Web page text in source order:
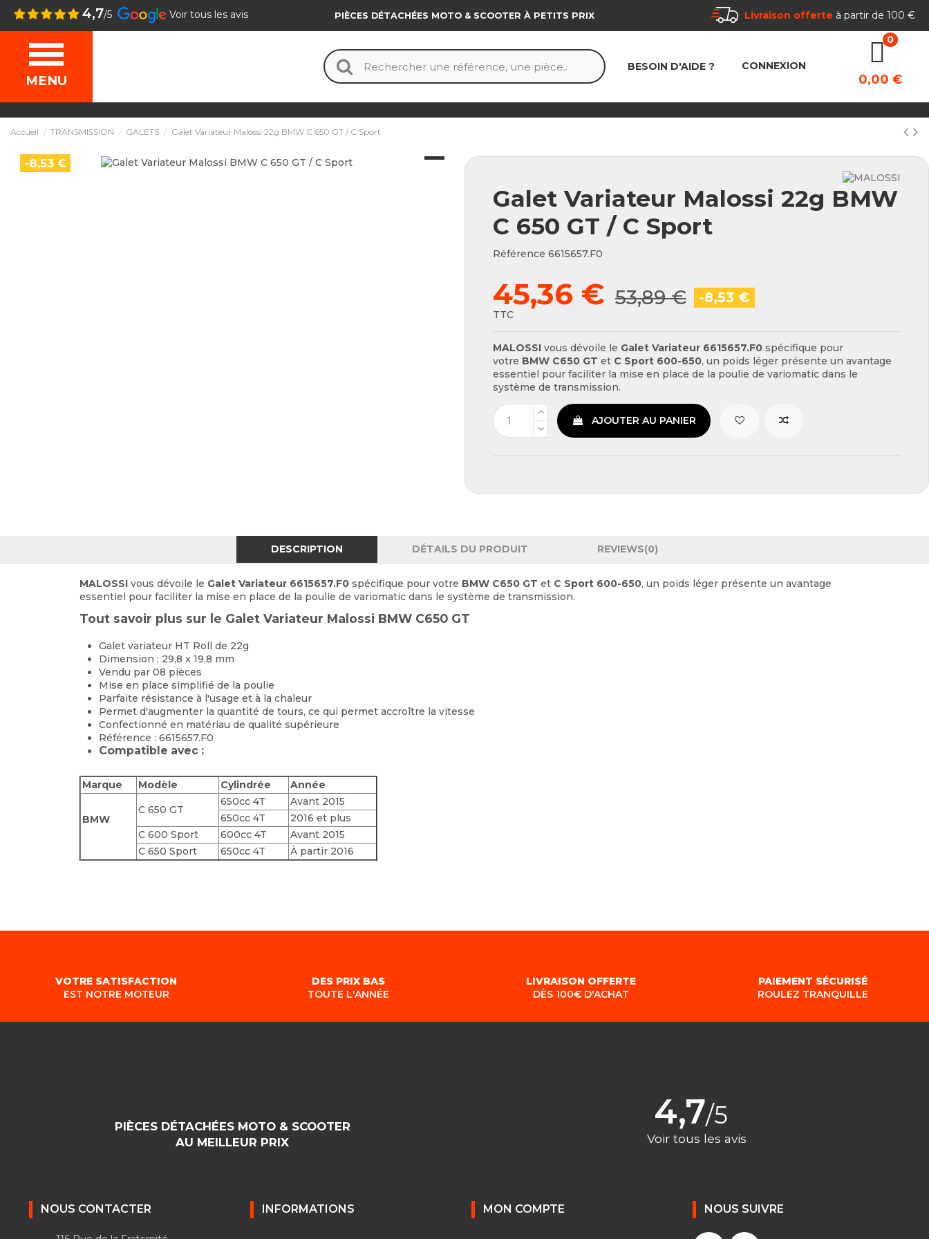
4,7/5 Voir tous les avis PIÈCES DÉTACHÉES MOTO & SCOOTER À PETITS PRIX Livraison offerte à partir de 100 €
MENU
BESOIN D'AIDE ? CONNEXION
0,00 €
Accueil TRANSMISSION GALETS Galet Variateur Malossi 22g BMW C 650 GT / C Sport
-8,53 €
Galet Variateur Malossi 22g BMW
C 650 GT / C Sport
Référence 6615657.F0
45,36 € 53,89 € -8,53 €
TTC
MALOSSI vous dévoile le Galet Variateur 6615657.F0 spécifique pour
votre BMW C650 GT et C Sport 600-650, un poids léger présente un avantage
essentiel pour faciliter la mise en place de la poulie de variomatic dans le
système de transmission.
AJOUTER AU PANIER
DESCRIPTION DÉTAILS DU PRODUIT REVIEWS(0)
MALOSSI vous dévoile le Galet Variateur 6615657.F0 spécifique pour votre BMW C650 GT et C Sport 600-650, un poids léger présente un avantage
essentiel pour faciliter la mise en place de la poulie de variomatic dans le système de transmission.
Tout savoir plus sur le Galet Variateur Malossi BMW C650 GT
Galet variateur HT Roll de 22g
Dimension : 29,8 x 19,8 mm
Vendu par 08 pièces
Mise en place simplifié de la poulie
Parfaite résistance à l'usage et à la chaleur
Permet d'augmenter la quantité de tours, ce qui permet accroître la vitesse
Confectionné en matériau de qualité supérieure
Référence : 6615657.F0
Compatible avec :
Marque Modèle Cylindrée Année
BMW
C 650 GT
650cc 4T
Avant 2015
650cc 4T
2016 et plus
C 600 Sport
600cc 4T
Avant 2015
C 650 Sport
650cc 4T À partir 2016
VOTRE SATISFACTION
EST NOTRE MOTEUR
DES PRIX BAS
TOUTE L'ANNÉE
LIVRAISON OFFERTE
DÈS 100€ D'ACHAT
PAIEMENT SÉCURISÉ
ROULEZ TRANQUILLE
PIÈCES DÉTACHÉES MOTO & SCOOTER
AU MEILLEUR PRIX
4,7/5
Voir tous les avis
NOUS CONTACTER INFORMATIONS MON COMPTE NOUS SUIVRE